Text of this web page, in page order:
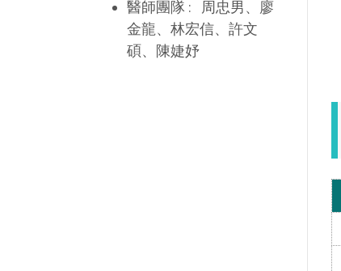
醫師團隊 : 周忠男、廖
金龍、林宏信、許文
碩、陳婕妤